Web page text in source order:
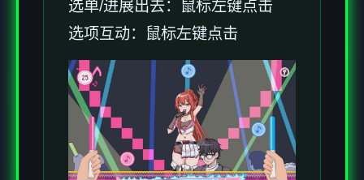
选单/进展出去：鼠标左键点击
选项互动：鼠标左键点击